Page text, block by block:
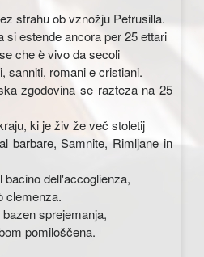
ob vznožju Petrusilla.
estende ancora per 25 ettari
che è vivo da secoli
romani e cristiani.
se razteza na 25
ki je živ že več stoletij
Samnite, Rimljane in
dell'accoglienza,
sprejemanja,
pomiloščena.